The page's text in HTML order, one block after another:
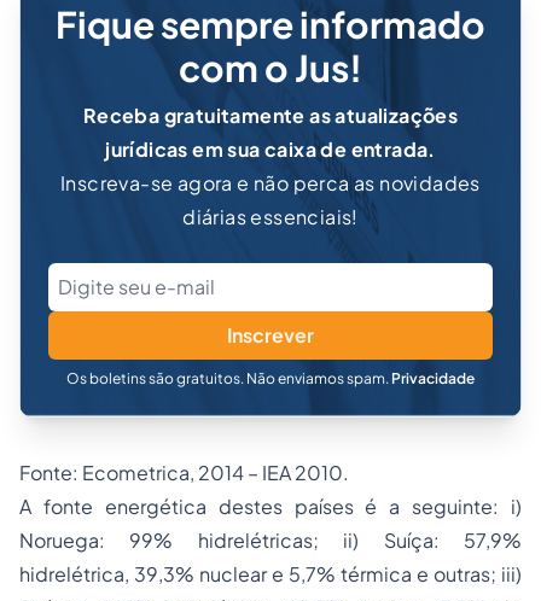
Fique sempre informado
com o Jus!
Receba gratuitamente as atualizações
jurídicas em sua caixa de entrada.
Inscreva-se agora e não perca as novidades
diárias essenciais!
Inscrever
Os boletins são gratuitos. Não enviamos spam. Privacidade
Fonte: Ecometrica, 2014 – IEA 2010.
A fonte energética destes países é a seguinte: i)
Noruega: 99% hidrelétricas; ii) Suíça: 57,9%
hidrelétrica, 39,3% nuclear e 5,7% térmica e outras; iii)